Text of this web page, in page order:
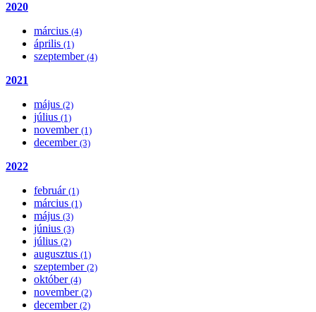
2020
március (4)
április (1)
szeptember (4)
2021
május (2)
július (1)
november (1)
december (3)
2022
február (1)
március (1)
május (3)
június (3)
július (2)
augusztus (1)
szeptember (2)
október (4)
november (2)
december (2)